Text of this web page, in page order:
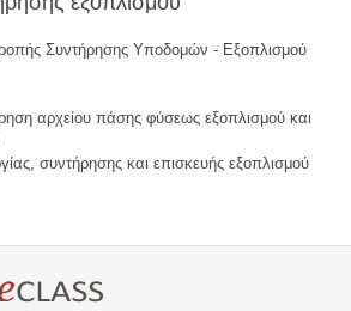
Συντήρησης Υποδομών - Εξοπλισμού
αρχείου πάσης φύσεως εξοπλισμού και
συντήρησης και επισκευής εξοπλισμού